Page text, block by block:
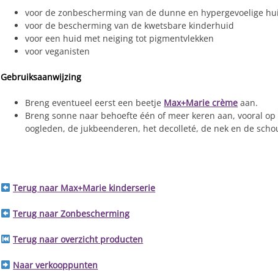
voor de zonbescherming van de dunne en hypergevoelige
voor de bescherming van de kwetsbare kinderhuid
voor een huid met neiging tot pigmentvlekken
voor veganisten
Gebruiksaanwijzing
Breng eventueel eerst een beetje Max+Marie crème aan.
Breng sonne naar behoefte één of meer keren aan, vooral
oogleden, de jukbeenderen, het decolleté, de nek en de
Terug naar Max+Marie kinderserie
Terug naar Zonbescherming
Terug naar overzicht producten
Naar verkooppunten